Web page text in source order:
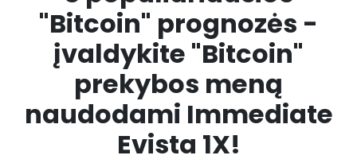
"Bitcoin" prognozės -
įvaldykite "Bitcoin"
prekybos meną
naudodami Immediate
Evista 1X!